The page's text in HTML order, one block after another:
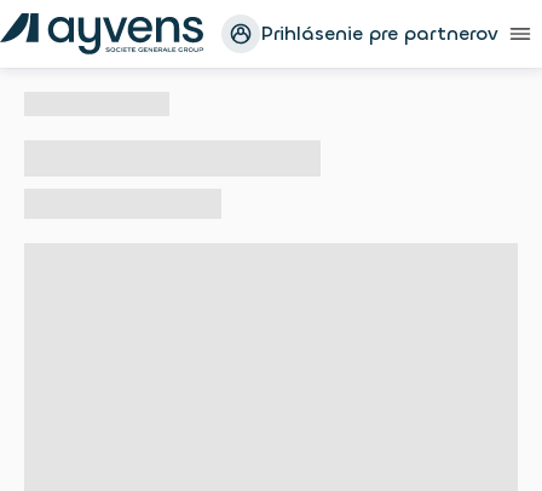
Prihlásenie pre partnerov